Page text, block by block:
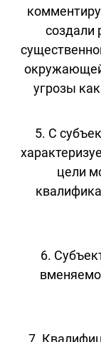
создали
угрозы
5. С
цели
6.
7.